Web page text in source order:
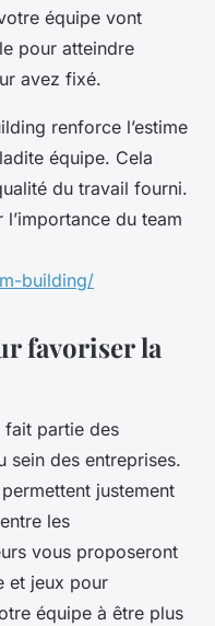
équipe vont
pour atteindre
avez fixé.
renforce l’estime
équipe. Cela
du travail fourni.
du team
building/
favoriser la
fait partie des
sein des entreprises.
justement
les
vous proposeront
et jeux pour
équipe à être plus